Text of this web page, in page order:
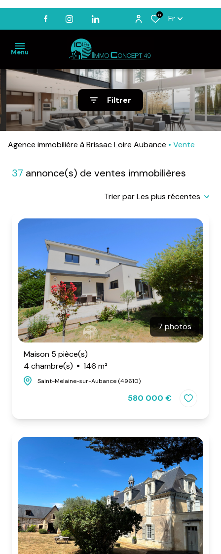
0 Fr
Menu
ACCUEIL
VENTES
LOCATIONS
BIENS
ESTIMATION
Filtrer
Agence immobilière à Brissac Loire Aubance Vente
37 annonce(s) de ventes immobilières
Trier par Les plus récentes
7 photos
Maison 5 pièce(s)
4 chambre(s)
146 m²
Saint-Melaine-sur-Aubance (49610)
580 000 €